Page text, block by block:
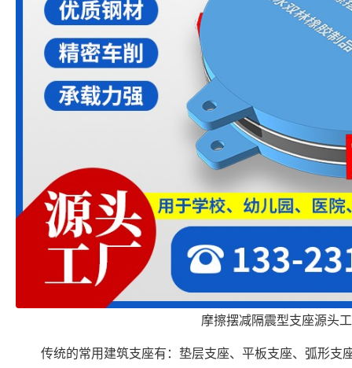
摩擦摆减隔震型支座源头
传统的常用建筑支座有：垫层支座、平板支座、弧形支